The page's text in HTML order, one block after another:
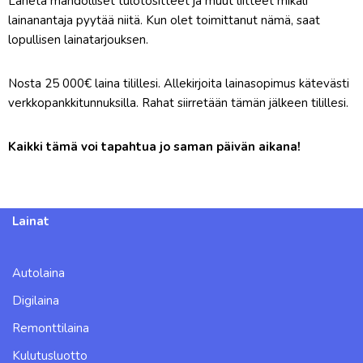
lainanantaja pyytää niitä. Kun olet toimittanut nämä, saat
lopullisen lainatarjouksen.
Nosta 25 000€ laina tilillesi. Allekirjoita lainasopimus kätevästi
verkkopankkitunnuksilla. Rahat siirretään tämän jälkeen tilillesi.
Kaikki tämä voi tapahtua jo saman päivän aikana!
Lainat
Autolaina
Digilaina
Remonttilaina
Kulutusluotto